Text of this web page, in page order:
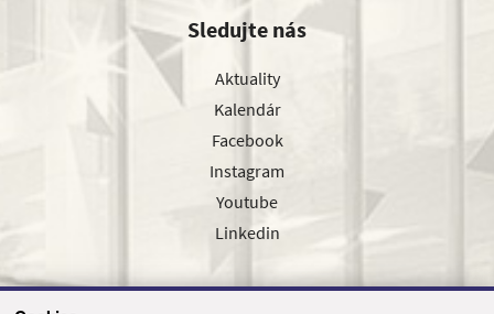
Sledujte nás
Aktuality
Kalendár
Facebook
Instagram
Youtube
Linkedin